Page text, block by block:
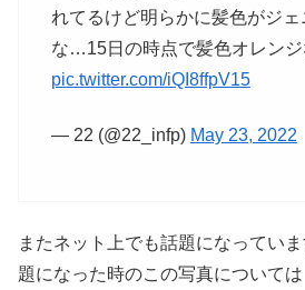
れてるけど明らかに髪色がジェ
な…15日の時点で髪色オレン
pic.twitter.com/iQI8ffpV15
— 22 (@22_infp) May 23, 2022
またネット上でも話題になってい
題になった時のこの写真については